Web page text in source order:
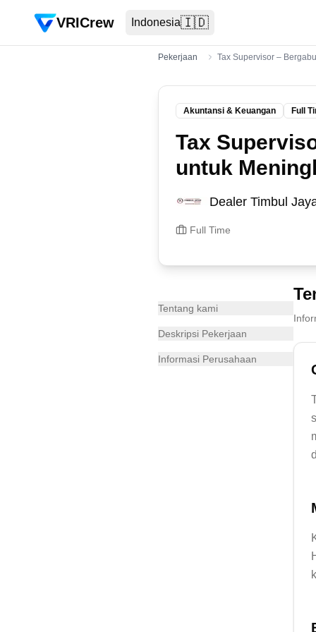
VRICrew Indonesia🇮🇩
Pekerjaan Tax Supervisor –
Akuntansi & Keuangan Full
Tax
untuk
Dealer Timbul
Full Time
Tentang kami
Deskripsi Pekerjaan
Informasi Perusahaan